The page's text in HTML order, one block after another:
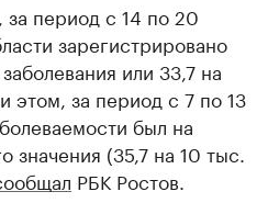
период с 14 по 20
зарегистрировано
или 33,7 на
этом, за период с 7 по 13
был на
значения (35,7 на 10 тыс.
РБК Ростов.